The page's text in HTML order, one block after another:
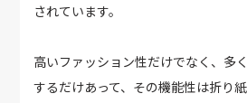
されています。
高いファッション性だけでなく、多
するだけあって、その機能性は折り紙